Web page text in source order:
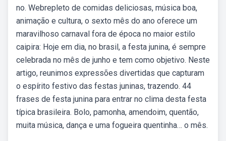
no. Webrepleto de comidas deliciosas, música boa,
animação e cultura, o sexto mês do ano oferece um
maravilhoso carnaval fora de época no maior estilo
caipira: Hoje em dia, no brasil, a festa junina, é sempre
celebrada no mês de junho e tem como objetivo. Neste
artigo, reunimos expressões divertidas que capturam
o espírito festivo das festas juninas, trazendo. 44
frases de festa junina para entrar no clima desta festa
típica brasileira. Bolo, pamonha, amendoim, quentão,
muita música, dança e uma fogueira quentinha… o mês.